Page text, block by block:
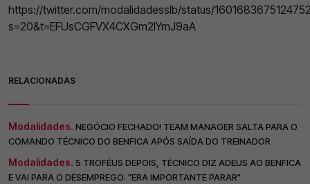
https://twitter.com/modalidadesslb/status/
s=20&t=EFUsCGFVX4CXGm2IYmJ9aA
RELACIONADAS
Modalidades. NEGÓCIO FECHADO! TEAM MANAGER SALTA PARA O
COMANDO TÉCNICO DO BENFICA APÓS SAÍDA DO TREINADOR
Modalidades. 5 TROFÉUS DEPOIS, TÉCNICO DIZ ADEUS AO BENFICA
E VAI PARA O DESEMPREGO: "ERA IMPORTANTE PARAR"